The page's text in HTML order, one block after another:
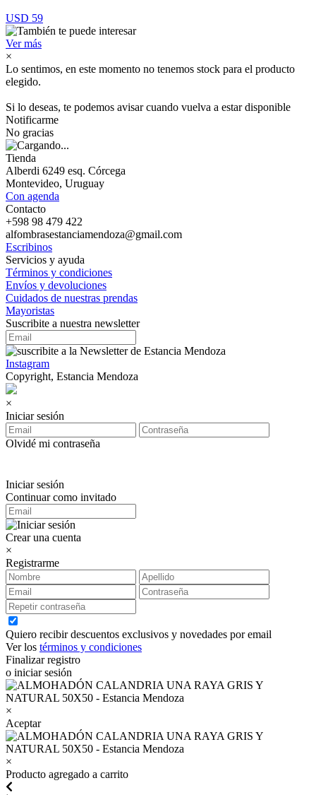
USD 59
Ver más
×
Lo sentimos, en este momento no tenemos stock para el producto
elegido.
Si lo deseas, te podemos avisar cuando vuelva a estar disponible
Notificarme
No gracias
Tienda
Alberdi 6249 esq. Córcega
Montevideo, Uruguay
Con agenda
Contacto
+598 98 479 422
alfombrasestanciamendoza@gmail.com
Escribinos
Servicios y ayuda
Términos y condiciones
Envíos y devoluciones
Cuidados de nuestras prendas
Mayoristas
Suscribite a nuestra newsletter
Instagram
Copyright, Estancia Mendoza
×
Iniciar sesión
Olvidé mi contraseña
Iniciar sesión
Continuar como invitado
Crear una cuenta
×
Registrarme
Quiero recibir descuentos exclusivos y novedades por email
Ver los términos y condiciones
Finalizar registro
o iniciar sesión
×
Aceptar
×
Producto agregado a carrito